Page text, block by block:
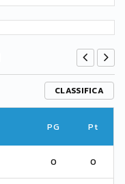
CLASSIFICA
PG Pt
0 0